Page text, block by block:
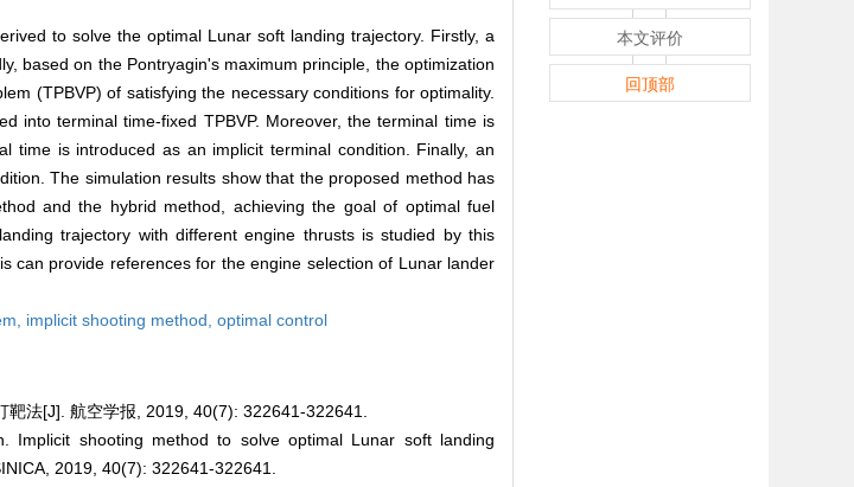
to solve the optimal Lunar soft landing trajectory. Firstly, a
based on the Pontryagin's maximum principle, the optimization
(TPBVP) of satisfying the necessary conditions for optimality.
into terminal time-fixed TPBVP. Moreover, the terminal time is
time is introduced as an implicit terminal condition. Finally, an
The simulation results show that the proposed method has
and the hybrid method, achieving the goal of optimal fuel
trajectory with different engine thrusts is studied by this
can provide references for the engine selection of Lunar lander
implicit shooting method, optimal control
靶法[J]. 航空学报, 2019, 40(7): 322641-322641.
Implicit shooting method to solve optimal Lunar soft landing
2019, 40(7): 322641-322641.
本文评价
回顶部